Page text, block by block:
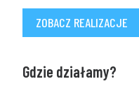
ZOBACZ REALIZACJE
Gdzie działamy?